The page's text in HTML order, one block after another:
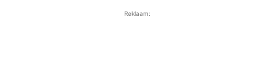
Reklaam: